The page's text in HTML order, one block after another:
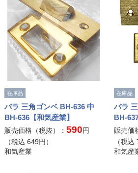
在庫品
バラ 三角ゴンベ BH-636 中
BH-636【和気産業】
販売価格（税抜）： 590円
（税込 649円）
和気産業
在庫品
バラ
BH-
販売価
（税込
和気産